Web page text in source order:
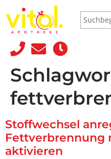
Stoffwechsel
Fettverbrennung
aktivieren